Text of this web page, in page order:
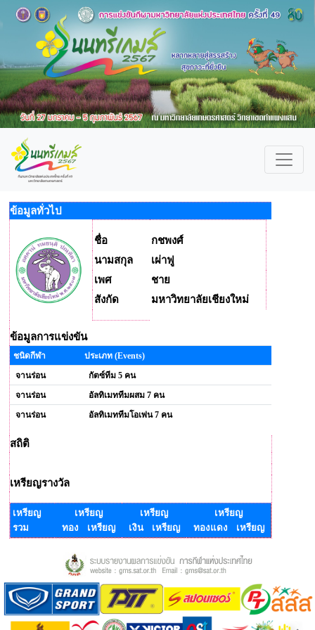
ข้อมูลทั่วไป
ชื่อ
กชพงศ์
นามสกุล
เผ่าฟู
เพศ
ชาย
สังกัด
มหาวิทยาลัยเชียงใหม่
ข้อมูลการแข่งขัน
ชนิดกีฬา
ประเภท (Events)
จานร่อน
กัตซ์ทีม 5 คน
จานร่อน
อัลทิเมททีมผสม 7 คน
จานร่อน
อัลทิเมททีมโอเพ่น 7 คน
สถิติ
เหรียญรางวัล
เหรียญ
รวม
เหรียญ
ทอง เหรียญ
เหรียญ
เงิน เหรียญ
เหรียญ
ทองแดง เหรียญ